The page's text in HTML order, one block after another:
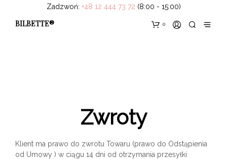
Zadzwoń: +48 12 444 73 72 (8:00 - 15:00)
BILBETTE® 0
Zwroty
Klient ma prawo do zwrotu Towaru (prawo do Odstąpienia
od Umowy ) w ciągu 14 dni od otrzymania przesyłki